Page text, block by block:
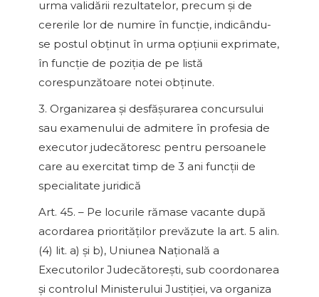
urma validării rezultatelor, precum şi de
cererile lor de numire în funcţie, indicându-
se postul obţinut în urma opţiunii exprimate,
în funcţie de poziţia de pe listă
corespunzătoare notei obţinute.
3. Organizarea şi desfăşurarea concursului
sau examenului de admitere în profesia de
executor judecătoresc pentru persoanele
care au exercitat timp de 3 ani funcţii de
specialitate juridică
Art. 45. – Pe locurile rămase vacante după
acordarea priorităţilor prevăzute la art. 5 alin.
(4) lit. a) şi b), Uniunea Naţională a
Executorilor Judecătoreşti, sub coordonarea
şi controlul Ministerului Justiţiei, va organiza